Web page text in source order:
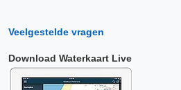
Veelgestelde vragen
Download Waterkaart Live